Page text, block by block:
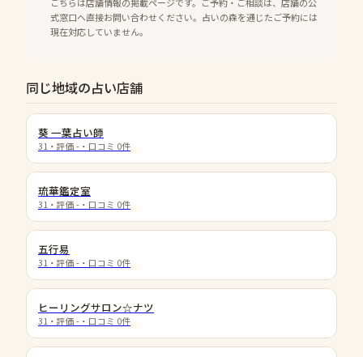
こちらは店舗情報の掲載ページです。ご予約・ご相談は、店舗の公
式窓口へ直接お問い合わせください。占いの森を通じたご予約には
現在対応していません。
同じ地域の占い店舗
葵 一葉占い師
31 ・評価 - ・口コミ 0件
琉華鑑定室
31 ・評価 - ・口コミ 0件
五行易
31 ・評価 - ・口コミ 0件
ヒーリングサロン☆ナツ
31 ・評価 - ・口コミ 0件